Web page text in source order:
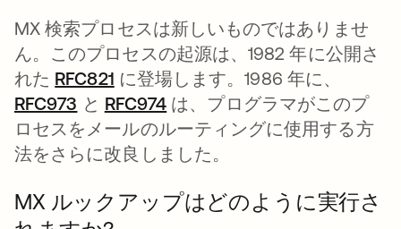
MX 検索プロセスは新しいものではありませ
ん。このプロセスの起源は、1982 年に公開さ
れた RFC821 新しいタブで開く
に登場します。1986 年に、
RFC973 新しいタブで開く
と RFC974 新しいタブで開く
は、プログラマがこのプ
ロセスをメールのルーティングに使用する方
法をさらに改良しました。
MX ルックアップはどのように実行さ